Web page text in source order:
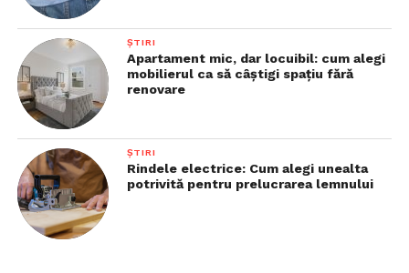
ȘTIRI
Apartament mic, dar locuibil: cum alegi
mobilierul ca să câștigi spațiu fără
renovare
ȘTIRI
Rindele electrice: Cum alegi unealta
potrivită pentru prelucrarea lemnului